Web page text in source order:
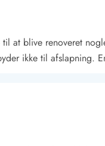
at blive renoveret
ikke til afslapning.